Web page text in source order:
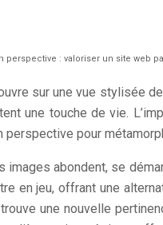
perspective : valoriser un site web
sur une vue stylisée
une touche de vie.
pour
images abondent, se
en jeu, offrant une
une nouvelle